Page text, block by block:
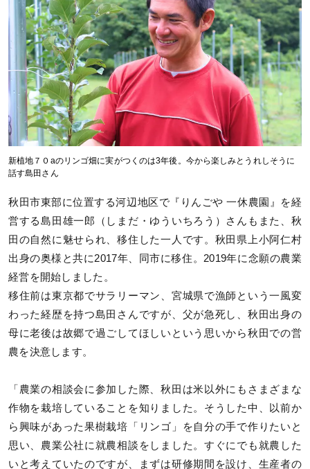
新植地７０aのリンゴ畑に実がつくのは3年後。今から楽しみとうれしそうに
話す島田さん
秋田市東部に位置する河辺地区で『りんごや 一休農園』を経
営する島田雄一郎（しまだ・ゆういちろう）さんもまた、秋
田の自然に魅せられ、移住した一人です。秋田県上小阿仁村
出身の奥様と共に2017年、同市に移住。2019年に念願の農業
経営を開始しました。
移住前は東京都でサラリーマン、宮城県で漁師という一風変
わった経歴を持つ島田さんですが、父が急死し、秋田出身の
母に老後は故郷で過ごしてほしいという思いから秋田での営
農を決意します。
「農業の相談会に参加した際、秋田は米以外にもさまざまな
作物を栽培していることを知りました。そうした中、以前か
ら興味があった果樹栽培「リンゴ」を自分の手で作りたいと
思い、農業公社に就農相談をしました。すぐにでも就農した
いと考えていたのですが、まずは研修期間を設け、生産者の